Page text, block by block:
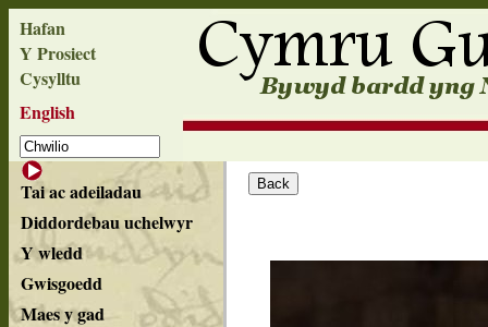
Hafan
Y Prosiect
Cysylltu
English
Tai ac adeiladau
Diddordebau uchelwyr
Y wledd
Gwisgoedd
Maes y gad